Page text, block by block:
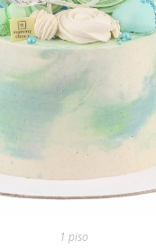
1 piso